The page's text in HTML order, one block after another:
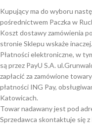
Kupujący ma do wyboru
pośrednictwem Paczka w
Koszt dostawy zamówienia
stronie Sklepu wskaże inaczej.
Płatności elektroniczne, w
są przez PayU S.A.
zapłacić za zamówione
płatności ING Pay,
Katowicach.
Towar nadawany jest pod
Sprzedawca skontaktuje się